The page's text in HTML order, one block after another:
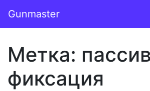
Основная
Gunmaster
Метка:
фиксация